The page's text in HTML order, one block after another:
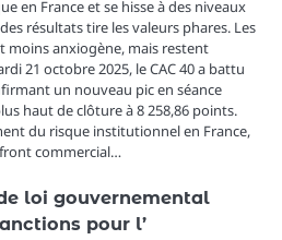
en France et se hisse à des niveaux
résultats tire les valeurs phares. Les
moins anxiogène, mais restent
21 octobre 2025, le CAC 40 a battu
un nouveau pic en séance
haut de clôture à 8 258,86 points.
du risque institutionnel en France,
commercial…
loi gouvernemental
pour l’